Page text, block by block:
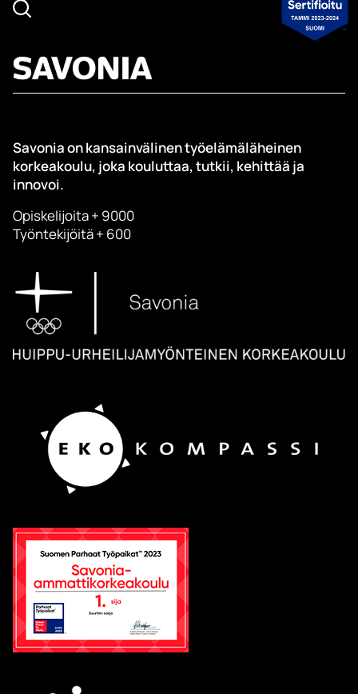
Savonia on kansainvälinen työelämäläheinen
korkeakoulu, joka kouluttaa, tutkii, kehittää ja
innovoi.
Opiskelijoita + 9000
Työntekijöitä + 600